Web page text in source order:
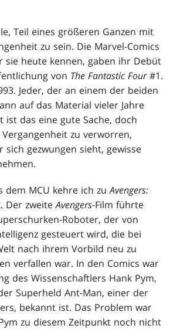
Teil eines größeren Ganzen mit
zu sein. Die Marvel-Comics
sie heute kennen, gaben ihr Debüt
von The Fantastic Four#1.
Jeder, der an einem der beiden
auf das Material vieler Jahre
ist das eine gute Sache, doch
zu verworren,
sich gezwungen sieht, gewisse
dem MCU kehre ich zuAvengers:
Der zweiteAvengers-Film führte
Roboter, der von
gesteuert wird, die bei
nach ihrem Vorbild neu zu
verfallen war. In den Comics war
des Wissenschaftlers Hank Pym,
Superheld Ant-Man, einer der
bekannt ist. Das Problem war
zu diesem Zeitpunkt noch nicht